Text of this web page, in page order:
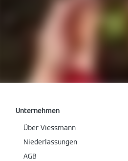
Unternehmen
Über Viessmann
Niederlassungen
AGB